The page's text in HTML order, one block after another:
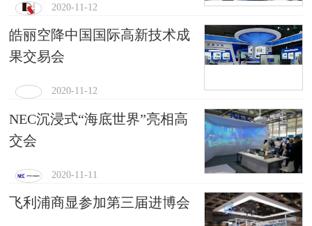
2020-11-12
皓丽空降中国国际高新技术成
果交易会
2020-11-12
NEC沉浸式“海底世界”亮相高
交会
2020-11-11
飞利浦商显参加第三届进博会